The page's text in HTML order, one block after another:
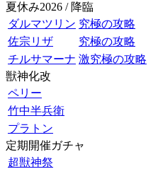
夏休み2026 / 降臨
ダルマツリン 究極の攻略
佐宗リザ
究極の攻略
チルサマーナ 激究極の攻略
獣神化改
ペリー
竹中半兵衛
プラトン
定期開催ガチャ
超獣神祭